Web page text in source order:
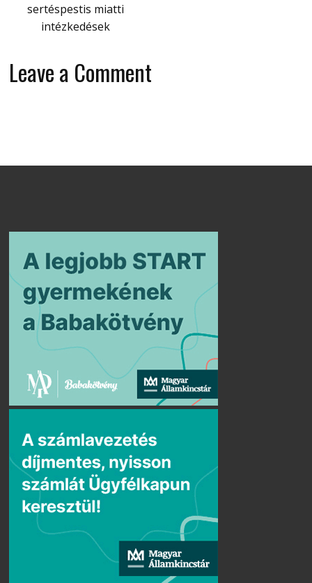
sertéspestis miatti
intézkedések
Leave a Comment